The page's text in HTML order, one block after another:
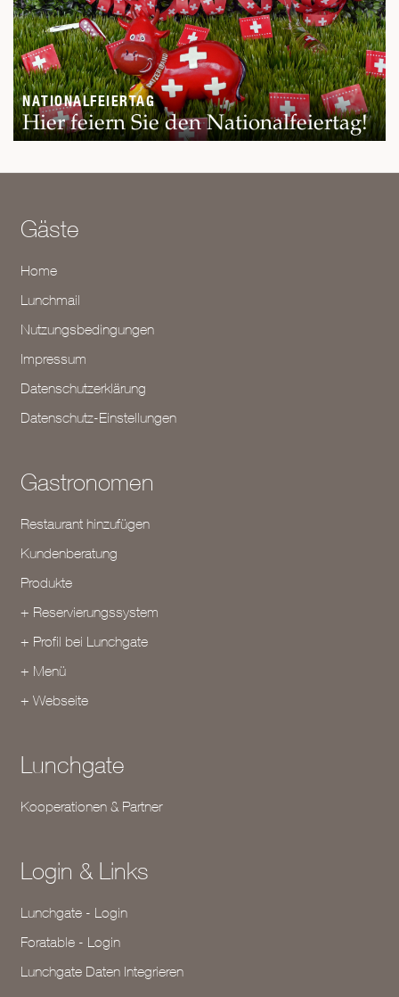
NATIONALFEIERTAG
Hier feiern Sie den Nationalfeiertag!
Gäste
Home
Lunchmail
Nutzungsbedingungen
Impressum
Datenschutzerklärung
Datenschutz-Einstellungen
Gastronomen
Restaurant hinzufügen
Kundenberatung
Produkte
+ Reservierungssystem
+ Profil bei Lunchgate
+ Menü
+ Webseite
Lunchgate
Kooperationen & Partner
Login & Links
Lunchgate - Login
Foratable - Login
Lunchgate Daten Integrieren